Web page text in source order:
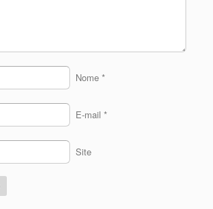
Nome *
E-mail *
Site